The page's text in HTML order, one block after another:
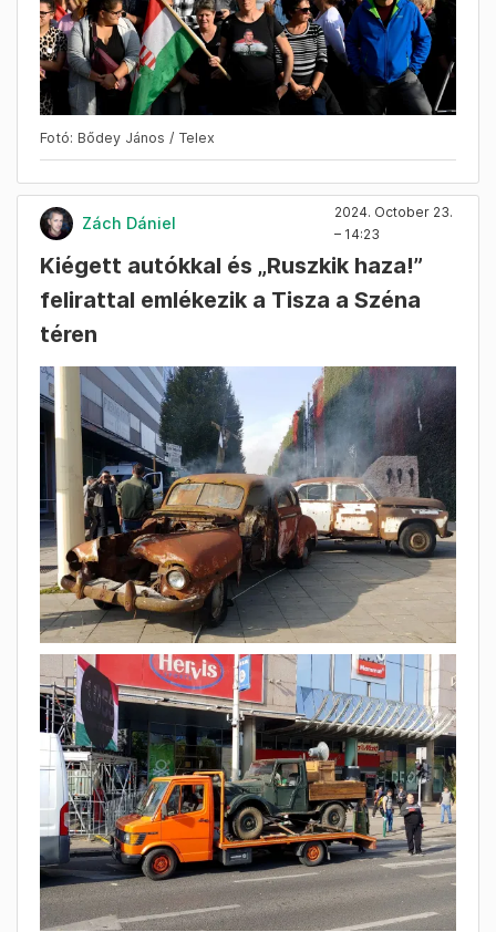
Fotó: Bődey János / Telex
Zách Dániel
2024. October 23.
– 14:23
Kiégett autókkal és „Ruszkik haza!”
felirattal emlékezik a Tisza a Széna
téren